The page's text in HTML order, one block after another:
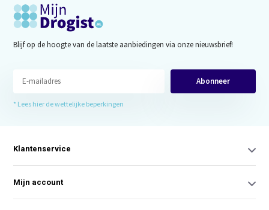
Blijf op de hoogte van de laatste aanbiedingen via onze nieuwsbrief!
Abonneer
* Lees hier de wettelijke beperkingen
Klantenservice
Mijn account